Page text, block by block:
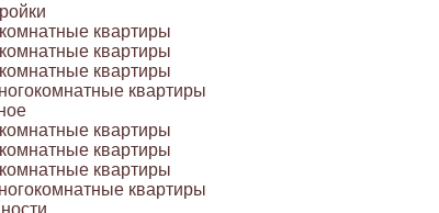
квартиры
квартиры
квартиры
квартиры
квартиры
квартиры
квартиры
квартиры